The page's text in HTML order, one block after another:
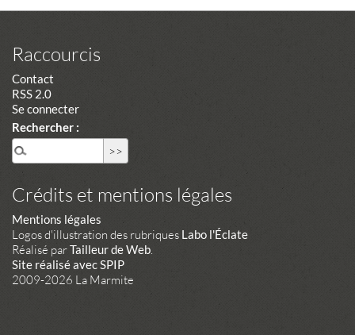
Raccourcis
Contact
RSS 2.0
Se connecter
Rechercher :
Crédits et mentions légales
Mentions légales
Logos d'illustration des rubriques Labo l'Éclate
Réalisé parTailleur de Web.
Site réalisé avec SPIP
2009-2026 La Marmite